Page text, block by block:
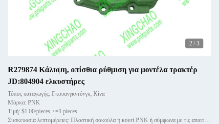
2 / 3
R279874 Κάλυψη, οπίσθια ρύθμιση για μοντέλα τρακτέρ
JD:804904 ελκυστήρες
Τόπος καταγωγής: Γκουανγκντόνγκ, Κίνα
Μάρκα: PNK
Τιμή: $1.00/pieces >=1 pieces
Συσκευασία λεπτομέρειες: Πλαστική σακούλα ή κουτί PNK ή σύμφωνα με τις απαιτήσεις σας.